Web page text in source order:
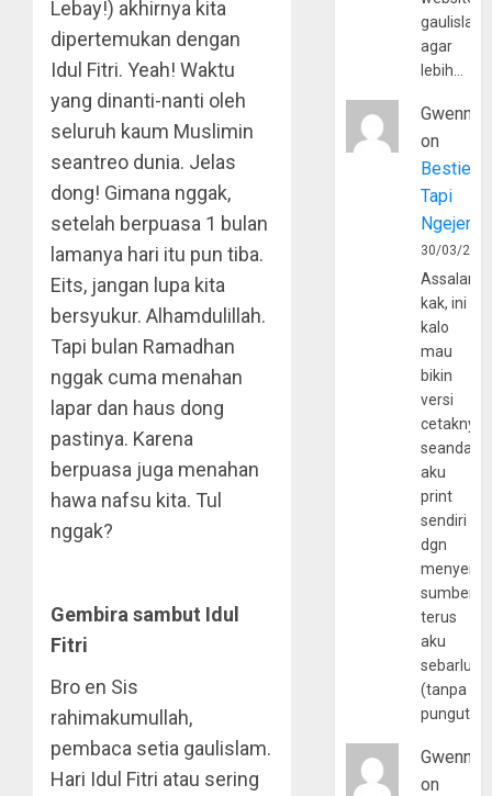
Lebay!) akhirnya kita
dipertemukan dengan
Idul Fitri. Yeah! Waktu
yang dinanti-nanti oleh
seluruh kaum Muslimin
seantreo dunia. Jelas
dong! Gimana nggak,
setelah berpuasa 1 bulan
lamanya hari itu pun tiba.
Eits, jangan lupa kita
bersyukur. Alhamdulillah.
Tapi bulan Ramadhan
nggak cuma menahan
lapar dan haus dong
pastinya. Karena
berpuasa juga menahan
hawa nafsu kita. Tul
nggak?
Gembira sambut Idul
Fitri
Bro en Sis
rahimakumullah,
pembaca setia gaulislam.
Hari Idul Fitri atau sering
agar
lebih…
Gwenny
on
Bestie
Tapi
30/03/
kak, ini
kalo
mau
bikin
versi
cetaknya
aku
print
sendiri
dgn
sumber
terus
aku
(tanpa
Gwenny
on